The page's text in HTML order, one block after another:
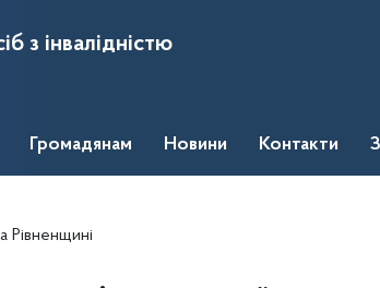
з інвалідністю
Громадянам Новини Контакти
Рівненщині